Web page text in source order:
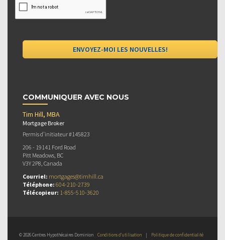
COMMUNIQUER AVEC NOUS
Tim Hill, MBA
Mortgage Broker
Permis d’initiateur #145823
206 - 19141 Ford Road
Pitt Meadows, BC
V3Y 2P8, Canada
Courriel: mortgages@timhill.ca
Téléphone: 604-210-2739
Télécopieur: 1-855-510-3620
© 2026 Centres Hypothécaires Dominion Conditions d’utilisation | Politique de confidentialité